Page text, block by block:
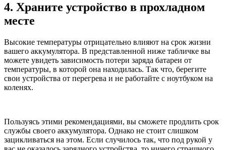
4. Храните устройство в прохладном
месте
Высокие температуры отрицательно влияют на срок жизни
вашего аккумулятора. В представленной ниже табличке вы
можете увидеть зависимость потери заряда батареи от
температуры, в которой она находилась. Так что, берегите
свои устройства от перегрева и не работайте с ноутбуком на
коленях.
Пользуясь этими рекомендациями, вы сможете продлить срок
службы своего аккумулятора. Однако не стоит слишком
зацикливаться на этом. Если случилось так, что под рукой у